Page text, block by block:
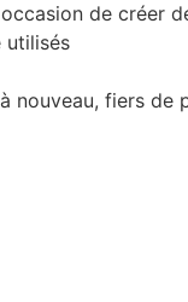
de créer
utilisés
nouveau, fiers de